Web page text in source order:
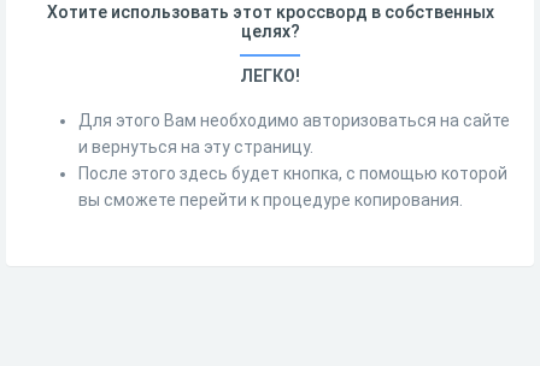
Хотите использовать этот кроссворд в собственных
целях?
ЛЕГКО!
Для этого Вам необходимо авторизоваться на сайте
и вернуться на эту страницу.
После этого здесь будет кнопка, с помощью которой
вы сможете перейти к процедуре копирования.